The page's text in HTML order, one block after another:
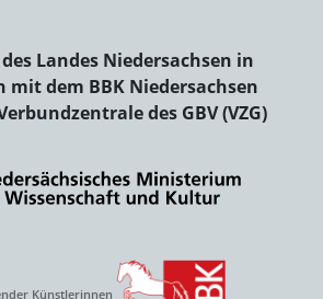
Landes Niedersachsen in
mit dem BBK Niedersachsen
des GBV (VZG)
Künstlerinnen